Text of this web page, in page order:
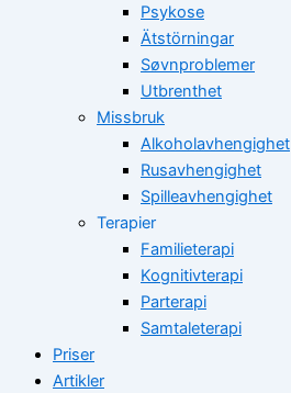
Psykose
Ätstörningar
Søvnproblemer
Utbrenthet
Missbruk
Alkoholavhengighet
Rusavhengighet
Spilleavhengighet
Terapier
Familieterapi
Kognitivterapi
Parterapi
Samtaleterapi
Priser
Artikler